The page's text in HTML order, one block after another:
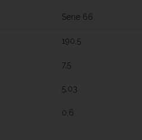
Serie 66
190,5
7,5
5,03
0,6